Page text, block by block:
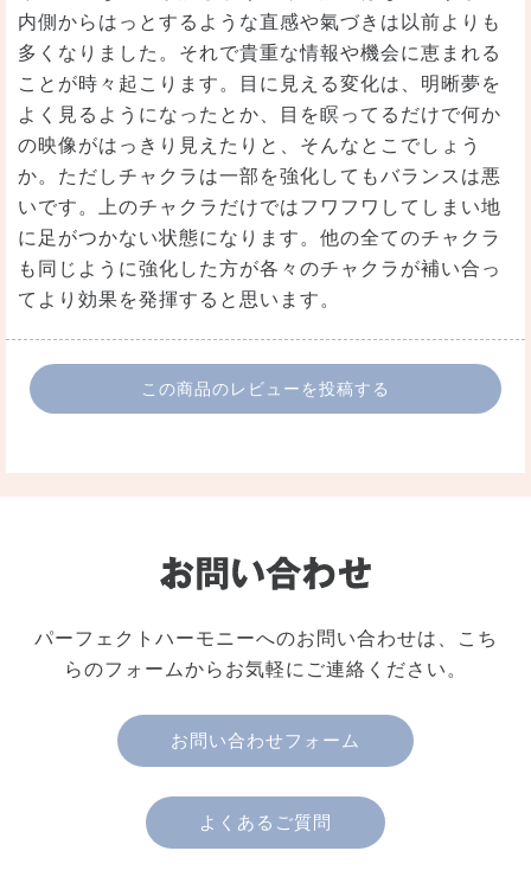
内側からはっとするような直感や氣づきは以前よりも
多くなりました。それで貴重な情報や機会に恵まれる
ことが時々起こります。目に見える変化は、明晰夢を
よく見るようになったとか、目を瞑ってるだけで何か
の映像がはっきり見えたりと、そんなとこでしょう
か。ただしチャクラは一部を強化してもバランスは悪
いです。上のチャクラだけではフワフワしてしまい地
に足がつかない状態になります。他の全てのチャクラ
も同じように強化した方が各々のチャクラが補い合っ
てより効果を発揮すると思います。
この商品のレビューを投稿する
パーフェクトハーモニーへのお問い合わせは、こち
らのフォームからお気軽にご連絡ください。
お問い合わせフォーム
よくあるご質問